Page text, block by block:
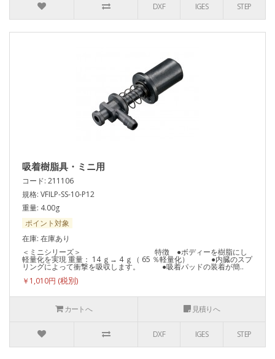
DXF IGES STEP
吸着樹脂具・ミニ用
コード: 211106
規格: VFILP-SS-10-P12
重量: 4.00g
ポイント対象
在庫: 在庫あり
＜ミニシリーズ＞ 特徴 ●ボディーを樹脂にし
軽量化を実現 重量： 14 ｇ→ 4 ｇ（ 65 ％軽量化） ●内臓のスプ
リングによって衝撃を吸収します。 ●吸着パッドの装着が簡..
￥1,010円
カートへ 見積りへ
DXF IGES STEP